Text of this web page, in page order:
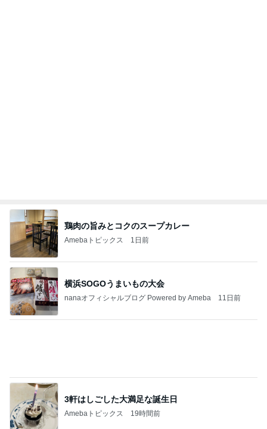
鶏肉の旨みとコクのスープカレー
Amebaトピックス 1日前
横浜SOGOうまいもの大会
nanaオフィシャルブログ Powered by Ameba 11日前
3軒はしごした大満足な誕生日
Amebaトピックス 19時間前